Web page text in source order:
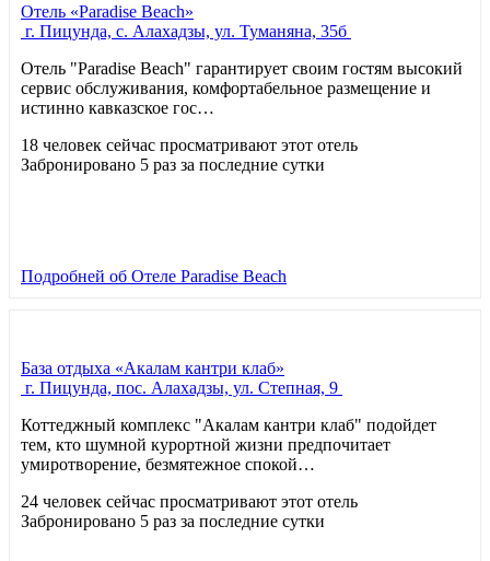
Отель «Paradise Beach»
г. Пицунда, с. Алахадзы, ул. Туманяна, 35б
Отель "Paradise Beach" гарантирует своим гостям высокий
сервис обслуживания, комфортабельное размещение и
истинно кавказское гос…
18 человек сейчас просматривают этот отель
Забронировано 5 раз за последние сутки
Подробней об Отеле Paradise Beach
База отдыха «Акалам кантри клаб»
г. Пицунда, пос. Алахадзы, ул. Степная, 9
Коттеджный комплекс "Акалам кантри клаб" подойдет
тем, кто шумной курортной жизни предпочитает
умиротворение, безмятежное спокой…
24 человек сейчас просматривают этот отель
Забронировано 5 раз за последние сутки